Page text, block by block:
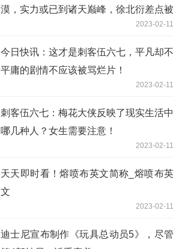
漠，实力或已到诸天巅峰，徐北衍差点被
2023-02-11
今日快讯：这才是刺客伍六七，平凡却不
平庸的剧情不应该被骂烂片！
2023-02-11
刺客伍六七：梅花大侠反映了现实生活中
哪几种人？女生需要注意！
2023-02-11
天天即时看！熔喷布英文简称_熔喷布英
文
2023-02-11
迪士尼宣布制作《玩具总动员5》，尽管